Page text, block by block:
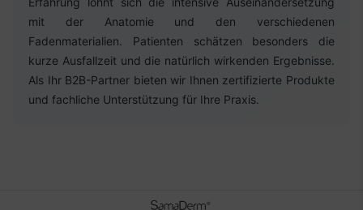
mit der Anatomie und den verschiedenen
Fadenmaterialien. Patienten schätzen besonders die
kurze Ausfallzeit und die natürlich wirkenden Ergebnisse.
Als Ihr B2B-Partner bieten wir Ihnen zertifizierte Produkte
und fachliche Unterstützung für Ihre Praxis.